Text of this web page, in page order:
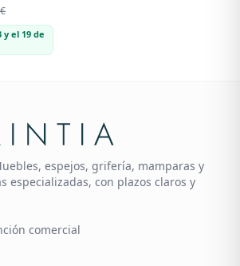
y el 19 de
espejos, grifería, mamparas y
especializadas, con plazos claros y
comercial